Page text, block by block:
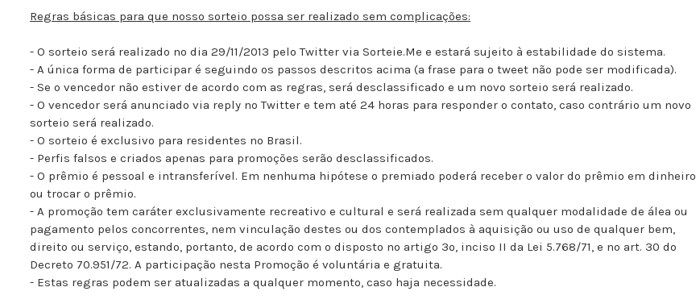
Regras básicas para que nosso sorteio possa ser realizado sem complicações:
- O sorteio será realizado no dia 29/11/2013 pelo Twitter via Sorteie.Me e estará sujeito à estabilidade do sistema.
- A única forma de participar é seguindo os passos descritos acima (a frase para o tweet não pode ser modificada).
- Se o vencedor não estiver de acordo com as regras, será desclassificado e um novo sorteio será realizado.
- O vencedor será anunciado via reply no Twitter e tem até 24 horas para responder o contato, caso contrário um novo
sorteio será realizado.
- O sorteio é exclusivo para residentes no Brasil.
- Perfis falsos e criados apenas para promoções serão desclassificados.
- O prêmio é pessoal e intransferível. Em nenhuma hipótese o premiado poderá receber o valor do prêmio em dinheiro
ou trocar o prêmio.
- A promoção tem caráter exclusivamente recreativo e cultural e será realizada sem qualquer modalidade de álea ou
pagamento pelos concorrentes, nem vinculação destes ou dos contemplados à aquisição ou uso de qualquer bem,
direito ou serviço, estando, portanto, de acordo com o disposto no artigo 3º, inciso II da Lei 5.768/71, e no art. 30 do
Decreto 70.951/72. A participação nesta Promoção é voluntária e gratuita.
- Estas regras podem ser atualizadas a qualquer momento, caso haja necessidade.